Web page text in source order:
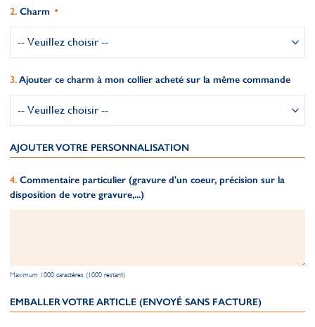
Charm
Ajouter ce charm à mon collier acheté sur la même commande
AJOUTER VOTRE PERSONNALISATION
Commentaire particulier (gravure d'un coeur, précision sur la
disposition de votre gravure,...)
Maximum 1000 caractères (1000 restant)
EMBALLER VOTRE ARTICLE (ENVOYÉ SANS FACTURE)